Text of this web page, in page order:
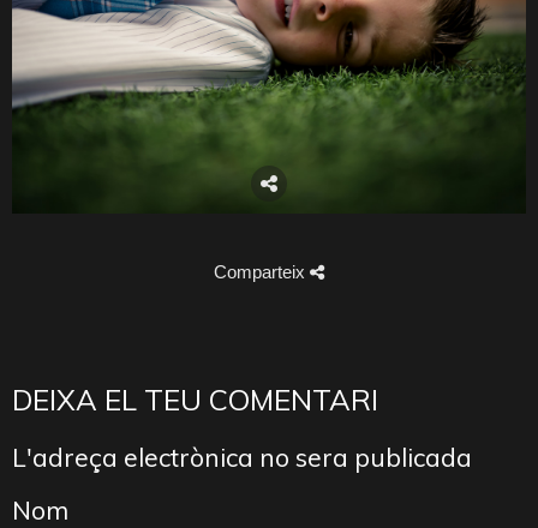
Comparteix
DEIXA EL TEU COMENTARI
L'adreça electrònica no sera publicada
Nom